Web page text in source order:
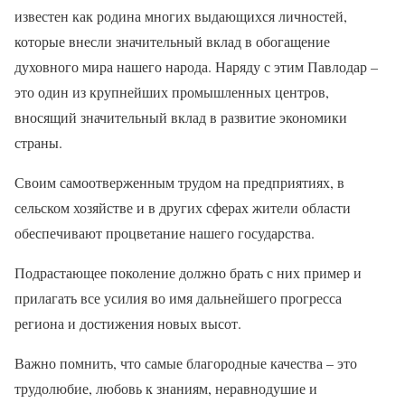
известен как родина многих выдающихся личностей,
которые внесли значительный вклад в обогащение
духовного мира нашего народа. Наряду с этим Павлодар –
это один из крупнейших промышленных центров,
вносящий значительный вклад в развитие экономики
страны.
Своим самоотверженным трудом на предприятиях, в
сельском хозяйстве и в других сферах жители области
обеспечивают процветание нашего государства.
Подрастающее поколение должно брать с них пример и
прилагать все усилия во имя дальнейшего прогресса
региона и достижения новых высот.
Важно помнить, что самые благородные качества – это
трудолюбие, любовь к знаниям, неравнодушие и